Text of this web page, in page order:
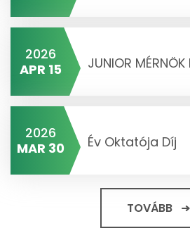
2026
APR 15
JUNIOR
2026
MAR 30
Év Oktatója Díj
TOVÁBB